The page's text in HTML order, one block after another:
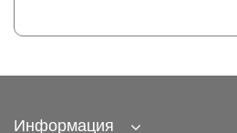
Информация